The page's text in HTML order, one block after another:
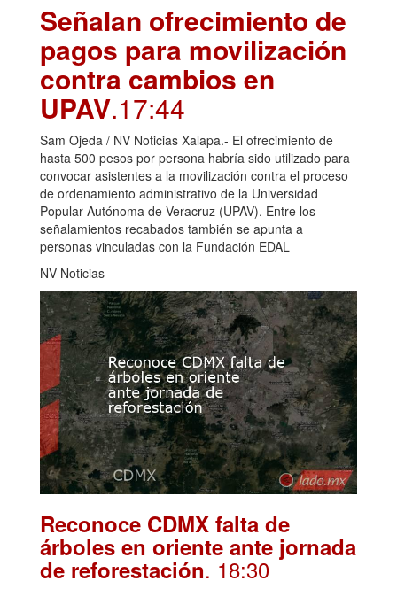
Señalan ofrecimiento de
pagos para movilización
contra cambios en
UPAV.17:44
Sam Ojeda / NV Noticias Xalapa.- El ofrecimiento de
hasta 500 pesos por persona habría sido utilizado para
convocar asistentes a la movilización contra el proceso
de ordenamiento administrativo de la Universidad
Popular Autónoma de Veracruz (UPAV). Entre los
señalamientos recabados también se apunta a
personas vinculadas con la Fundación EDAL
NV Noticias
Reconoce CDMX falta de
árboles en oriente ante jornada
de reforestación. 18:30